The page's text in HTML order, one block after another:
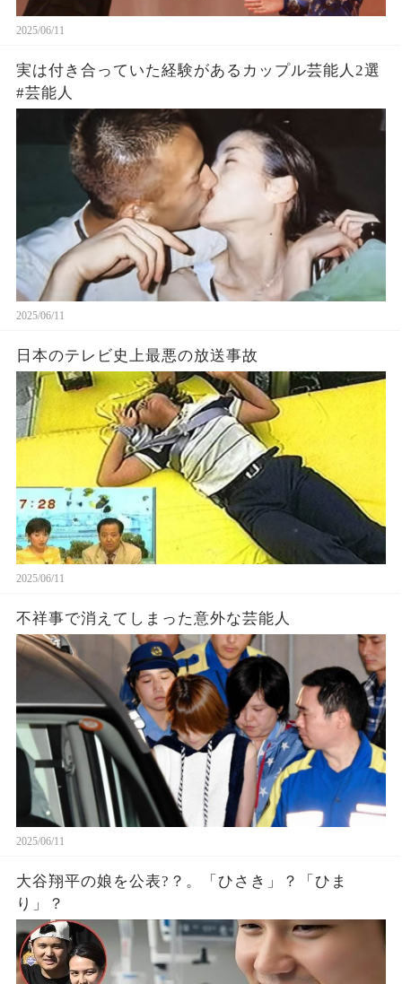
2025/06/11
実は付き合っていた経験があるカップル芸能人2選
#芸能人
2025/06/11
日本のテレビ史上最悪の放送事故
2025/06/11
不祥事で消えてしまった意外な芸能人
2025/06/11
大谷翔平の娘を公表?？。「ひさき」？「ひま
り」？